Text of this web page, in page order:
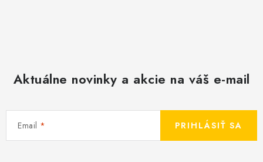
Aktuálne novinky a akcie na váš e-mail
Email PRIHLÁSIŤ SA